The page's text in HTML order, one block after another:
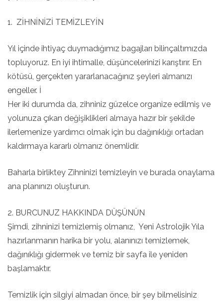
1. ZİHNİNİZİ TEMİZLEYİN
Yıl içinde ihtiyaç duymadığımız bagajları bilinçaltımızda
topluyoruz. En iyi ihtimalle, düşüncelerinizi karıştırır. En
kötüsü, gerçekten yararlanacağınız şeyleri almanızı
engeller. İ
Her iki durumda da, zihniniz güzelce organize edilmiş ve
yolunuza çıkan değişiklikleri almaya hazır bir şekilde
ilerlemenize yardımcı olmak için bu dağınıklığı ortadan
kaldırmaya kararlı olmanız önemlidir.
Baharla birliktey Zihninizi temizleyin ve burada onaylama
ana planınızı oluşturun.
2. BURCUNUZ HAKKINDA DÜŞÜNÜN
Şimdi, zihninizi temizlemiş olmanız, Yeni Astrolojik Yıla
hazırlanmanın harika bir yolu, alanınızı temizlemek,
dağınıklığı gidermek ve temiz bir sayfa ile yeniden
başlamaktır.
Temizlik için silgiyi almadan önce, bir şey bilmelisiniz